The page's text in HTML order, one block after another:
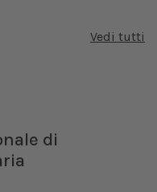
Vedi tutti
di